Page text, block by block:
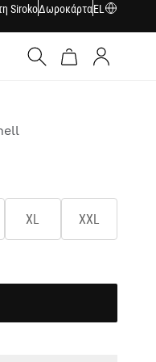
SirokoΔωροκάρταEL
XL
XXL